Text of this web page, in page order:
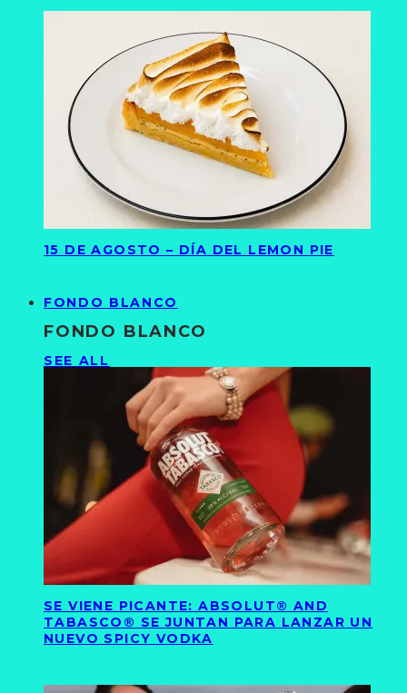
15 DE AGOSTO – DÍA DEL LEMON PIE
FONDO BLANCO
FONDO BLANCO
SEE ALL
SE VIENE PICANTE: ABSOLUT® AND
TABASCO® SE JUNTAN PARA LANZAR UN
NUEVO SPICY VODKA